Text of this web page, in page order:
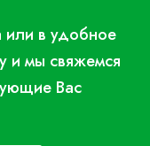
или в удобное
и мы свяжемся
Вас